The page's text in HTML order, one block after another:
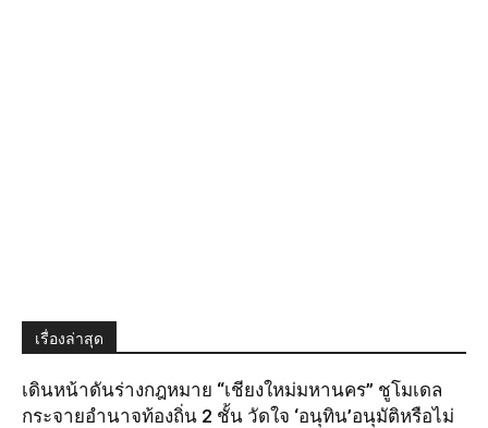
เรื่องล่าสุด
เดินหน้าดันร่างกฎหมาย “เชียงใหม่มหานคร” ชูโมเดล
กระจายอำนาจท้องถิ่น 2 ชั้น วัดใจ ‘อนุทิน’อนุมัติหรือไม่